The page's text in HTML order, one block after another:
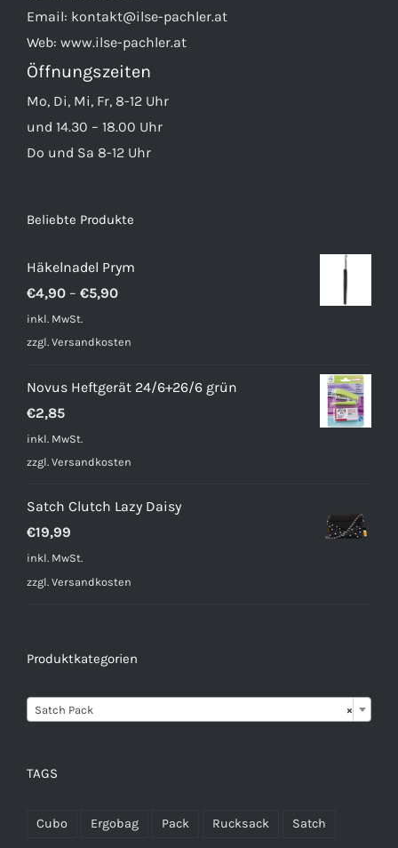
Email: kontakt@ilse-pachler.at
Web: www.ilse-pachler.at
Öffnungszeiten
Mo, Di, Mi, Fr, 8-12 Uhr
und 14.30 – 18.00 Uhr
Do und Sa 8-12 Uhr
Beliebte Produkte
Häkelnadel Prym
€4,90 – €5,90
inkl. MwSt.
zzgl. Versandkosten
Novus Heftgerät 24/6+26/6 grün
€2,85
inkl. MwSt.
zzgl. Versandkosten
Satch Clutch Lazy Daisy
€19,99
inkl. MwSt.
zzgl. Versandkosten
Produktkategorien
×
Satch Pack
TAGS
Cubo Ergobag Pack Rucksack Satch